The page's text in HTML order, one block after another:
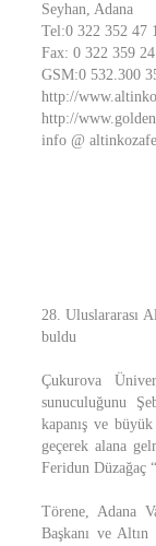
Seyhan, Adana
Tel:0 322 352 47
Fax: 0 322 359
GSM:0 532.300
http://
http://
info @
28. Uluslararası
buldu
Çukurova
sunuculuğunu
kapanış ve
geçerek alana
Feridun Düzağaç
Törene, Adana
Başkanı ve